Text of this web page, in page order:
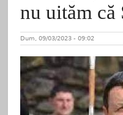
nu uităm că
Dum, 09/03/2023 - 09:02